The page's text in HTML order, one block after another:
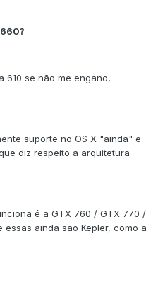
610 se não me engano,
suporte no OS X "ainda" e
diz respeito a arquitetura
é a GTX 760 / GTX 770 /
essas ainda são Kepler, como a